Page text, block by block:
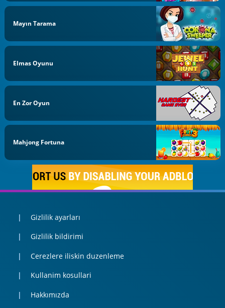
Mayın Tarama
Elmas Oyunu
En Zor Oyun
Mahjong Fortuna
Gizlilik ayarları
Gizlilik bildirimi
Cerezlere iliskin duzenleme
Kullanim kosullari
Hakkımızda